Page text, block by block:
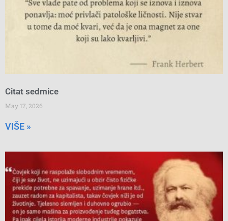
Citat sedmice
May 17, 2026
VIŠE »